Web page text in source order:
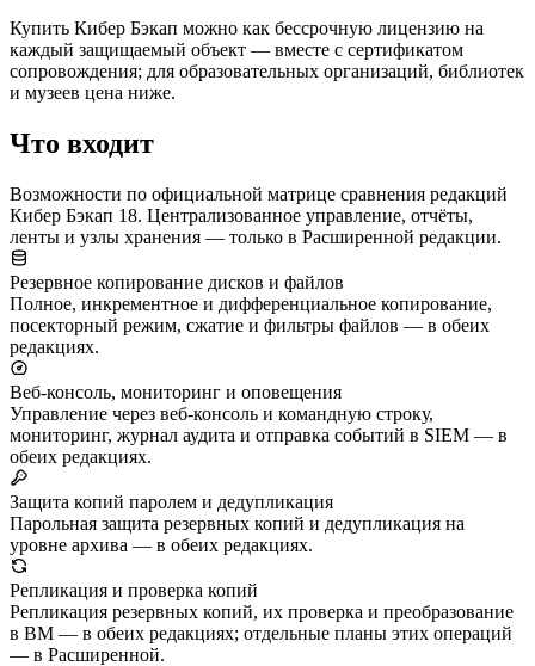
Купить Кибер Бэкап можно как бессрочную лицензию на
каждый защищаемый объект — вместе с сертификатом
сопровождения; для образовательных организаций, библиотек
и музеев цена ниже.
Что входит
Возможности по официальной матрице сравнения редакций
Кибер Бэкап 18. Централизованное управление, отчёты,
ленты и узлы хранения — только в Расширенной редакции.
Резервное копирование дисков и файлов
Полное, инкрементное и дифференциальное копирование,
посекторный режим, сжатие и фильтры файлов — в обеих
редакциях.
Веб-консоль, мониторинг и оповещения
Управление через веб-консоль и командную строку,
мониторинг, журнал аудита и отправка событий в SIEM — в
обеих редакциях.
Защита копий паролем и дедупликация
Парольная защита резервных копий и дедупликация на
уровне архива — в обеих редакциях.
Репликация и проверка копий
Репликация резервных копий, их проверка и преобразование
в ВМ — в обеих редакциях; отдельные планы этих операций
— в Расширенной.